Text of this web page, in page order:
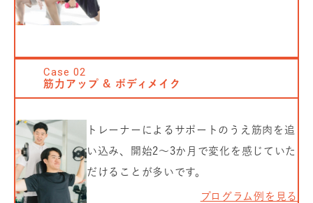
Case02
筋力アップ & ボディメイク
トレーナーによるサポートのうえ筋肉を追
い込み、開始2〜3か月で変化を感じていた
だけることが多いです。
プログラム例を見る